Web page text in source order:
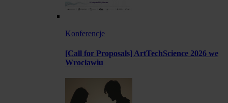
Konferencje
[Call for Proposals] ArtTechScience 2026 we
Wrocławiu